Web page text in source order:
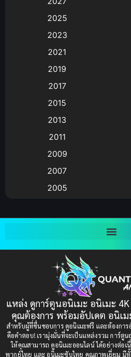
Animation การ์ตูน
Animation อนิเมะ
Animation แอนิเมชัน
(9)
Big tits (นมใหญ่)
Bitch (ผู้หญิงร่าน)
Bondage (ทาส)(1)
(1)
Censored (เซ็นเซอร์)(19)
Comedy (ตลก)(85)
Comedy (ตลก)(235)
2025
2023
2021
2019
2017
2015
2013
2011
2009
2007
2005
1997
1993
1991
1989
1987
1984
แหล่ง ดูการ์ตูนอนิเมะ อนิเมะ
คุณต้องการ พร้อมอัปเดต อนิเ
สำหรับผู้ที่ชื่นชอบการ ดูอนิเมะฟรี และต้องการ
คือคำตอบ! เรามุ่งมั่นที่จะเป็นแหล่งรวม การ์ตู
ให้คุณสามารถ ดูอนิเมะออนไลน์ ได้อย่างต่อเ
พากย์ไทย และ อนิเมะซับไทย คุณภาพเยี่ยม มี